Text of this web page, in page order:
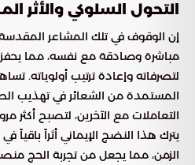
التحول السلوكي والأثر
إن الوقوف في تلك المشاعر
مباشرة وصادقة مع نفسه، مما
لتصرفاته وإعادة ترتيب أولوياته.
المستمدة من الشعائر في تهذيب
التعاملات مع الآخرين، لتصبح أكثر
يترك هذا النضج الإيماني أثراً باقياً
الزمن، مما يجعل من تجربة الحج